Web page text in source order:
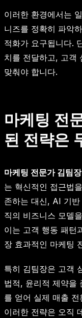
이러한 환경에서는
니즈를 정확히 파악
적화가 요구됩니다.
치를 전달하고, 고객
맞춰야 합니다.
마케팅 전
된 전략은
마케팅 전문가 김팀장
는 혁신적인 접근법
존하는 대신, AI 기
직의 비즈니스 모델
이는 고객 행동 패턴
장 효과적인 마케팅
특히 김팀장은 고객
법적, 윤리적 제약을
를 얻어 실제 매출
이러한 전략은 오직